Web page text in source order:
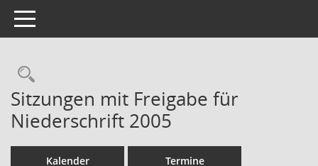
Toggle navigation
Rechercheauswahl
Sitzungen mit Freigabe für
Niederschrift 2005
Kalender Termine